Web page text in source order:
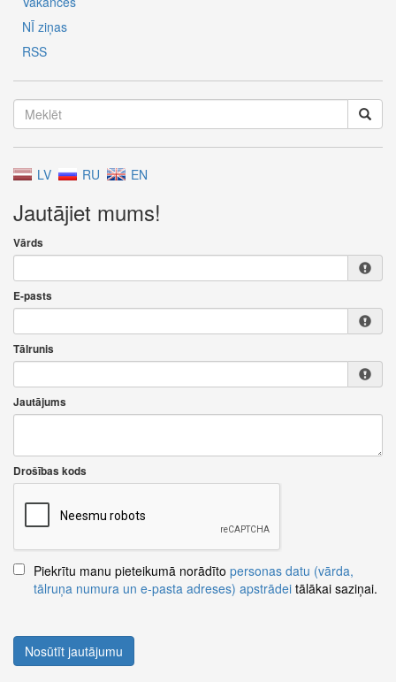
NĪ ziņas
RSS
LV RU EN
Jautājiet mums!
Vārds
E-pasts
Tālrunis
Jautājums
Drošības kods
Piekrītu manu pieteikumā norādīto personas datu (vārda,
tālruņa numura un e-pasta adreses) apstrādei tālākai saziņai.
Nosūtīt jautājumu